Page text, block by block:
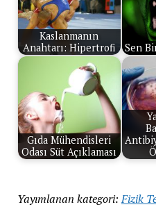
Kaslanmanın
Anahtarı: Hipertrofi
Sen
Gıda Mühendisleri
Odası Süt Açıklaması
Yayımlanan kategori: Fizik